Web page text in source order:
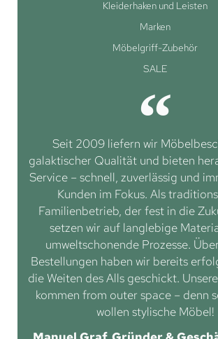
Kleiderhaken und Leisten
Marken
Möbelgriff-Zubehör
SALE
Seit 2009 liefern wir
galaktischer Qualität und bieten
Service – schnell, zuverlässig und
Kunden im Fokus. Als
Familienbetrieb, der fest in die
setzen wir auf langlebige
umweltschonende Prozesse.
Bestellungen haben wir bereits
die Weiten des Alls geschickt.
kommen from outer space – denn
wollen stylische Möbel!